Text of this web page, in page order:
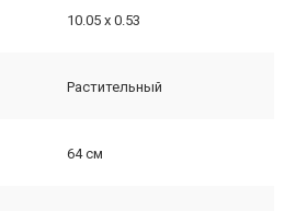
10.05 х 0.53
Растительный
64 см